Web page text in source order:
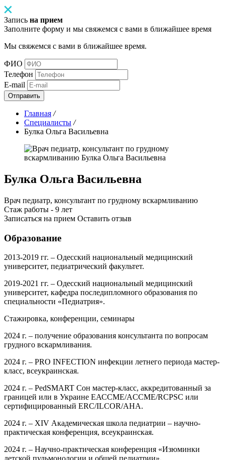
Запись на прием
Заполните форму и мы свяжемся с вами в ближайшее время
Мы свяжемся с вами в ближайшее время.
ФИО
Телефон
E-mail
Отправить
Главная /
Специалисты /
Булка Ольга Васильевна
Булка Ольга Васильевна
Врач педиатр, консультант по грудному вскармливанию
Стаж работы - 9 лет
Записаться на прием Оставить отзыв
Образование
2013-2019 гг. – Одесский национальный медицинский
университет, педиатрический факультет.
2019-2021 гг. – Одесский национальный медицинский
университет, кафедра последипломного образования по
специальности «Педиатрия».
Стажировка, конференции, семинары
2024 г. – получение образования консультанта по вопросам
грудного вскармливания.
2024 г. – PRO INFECTION инфекции летнего периода мастер-
класс, всеукраинская.
2024 г. – PedSMART Сон мастер-класс, аккредитованный за
границей или в Украине ЕАССМE/ACCME/RCPSC или
сертифицированный ERC/ILCOR/AHA.
2024 г. – XIV Академическая школа педиатрии – научно-
практическая конференция, всеукраинская.
2024 г. – Научно-практическая конференция «Изюминки